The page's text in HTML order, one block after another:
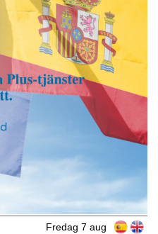
Fredag 7 aug